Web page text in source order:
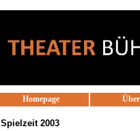
Homepage
Spielzeit 2003